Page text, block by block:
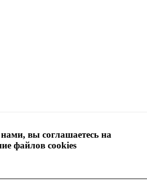
нами, вы соглашаетесь на
файлов cookies